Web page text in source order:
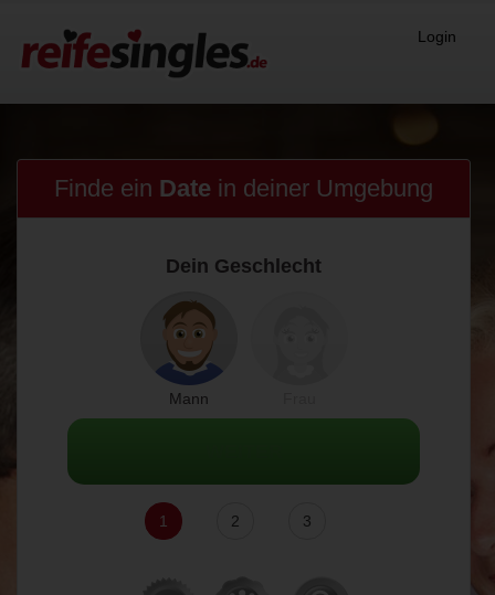
Login
Finde ein Date in deiner Umgebung
Dein Geschlecht
Mann
1 2 3